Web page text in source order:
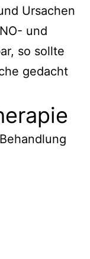
Ursachen
und
so sollte
gedacht